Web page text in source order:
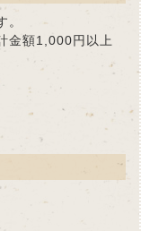
金額1,000円以上